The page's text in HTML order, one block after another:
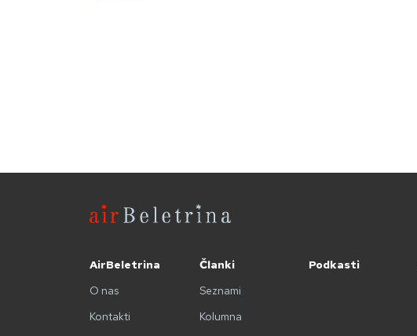
AirBeletrina
O nas
Kontakti
Članki
Seznami
Kolumna
Podkasti